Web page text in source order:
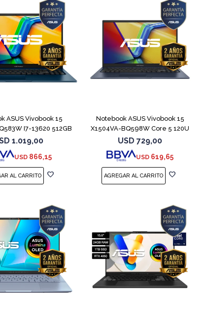
ASUS Vivobook 15
I7-13620 512GB
16GB
1.019,00
USD 866,15
Notebook ASUS Vivobook 15
X1504VA-BQ598W Core 5 120U
512GB
USD 729,00
USD 619,65